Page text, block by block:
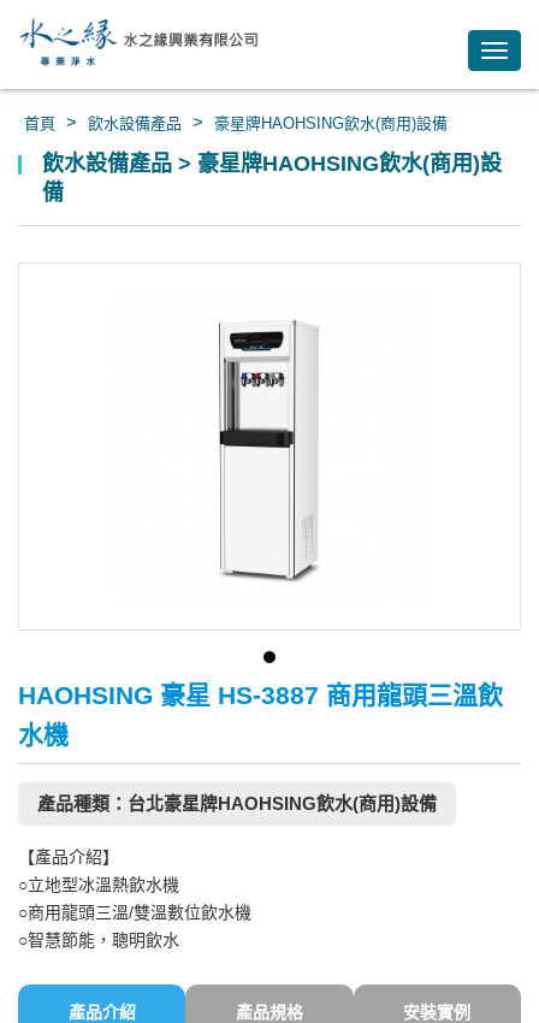
首頁 > 飲水設備產品 > 豪星牌HAOHSING飲水(商用)設備
飲水設備產品 > 豪星牌HAOHSING飲水(商用)設
備
HAOHSING 豪星 HS-3887 商用龍頭三溫飲
水機
產品種類：台北豪星牌HAOHSING飲水(商用)設備
【產品介紹】
○立地型冰溫熱飲水機
○商用龍頭三溫/雙溫數位飲水機
○智慧節能，聰明飲水
產品介紹 產品規格 安裝實例